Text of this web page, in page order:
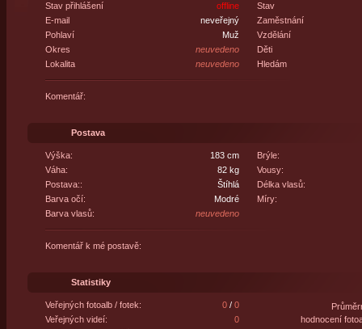
Stav přihlášení
offline
E-mail
neveřejný
Pohlaví
Muž
Okres
neuvedeno
Lokalita
neuvedeno
Stav
Zaměstnání
Vzdělání
Děti
Hledám
Komentář:
Postava
Výška:
183 cm
Váha:
82 kg
Postava::
Štíhlá
Barva očí:
Modré
Barva vlasů:
neuvedeno
Brýle:
Vousy:
Délka vlasů:
Míry:
Komentář k mé postavě:
Statistiky
Veřejných fotoalb / fotek: 0/ 0
Veřejných videí:
0
hodnocení